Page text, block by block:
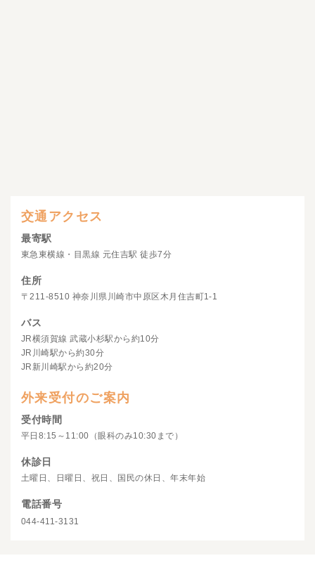
交通アクセス
最寄駅
東急東横線・目黒線 元住吉駅 徒歩7分
住所
〒211-8510 神奈川県川崎市中原区木月住吉町1-1
バス
JR横須賀線 武蔵小杉駅から約10分
JR川崎駅から約30分
JR新川崎駅から約20分
外来受付のご案内
受付時間
平日8:15～11:00（眼科のみ10:30まで）
休診日
土曜日、日曜日、祝日、国民の休日、年末年始
電話番号
044-411-3131